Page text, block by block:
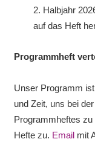
2. Halbjahr
auf das Heft
Programmheft
Unser Programm
und Zeit, uns bei
Programmheftes
Hefte zu. Emailmit